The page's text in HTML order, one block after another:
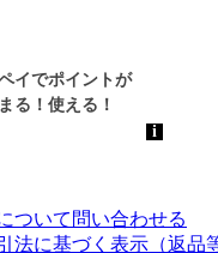
ついて問い合わせる
法に基づく表示（返品